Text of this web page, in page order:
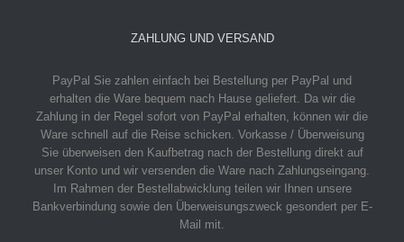
ZAHLUNG UND VERSAND
PayPal Sie zahlen einfach bei Bestellung per PayPal und
erhalten die Ware bequem nach Hause geliefert. Da wir die
Zahlung in der Regel sofort von PayPal erhalten, können wir die
Ware schnell auf die Reise schicken. Vorkasse / Überweisung
Sie überweisen den Kaufbetrag nach der Bestellung direkt auf
unser Konto und wir versenden die Ware nach Zahlungseingang.
Im Rahmen der Bestellabwicklung teilen wir Ihnen unsere
Bankverbindung sowie den Überweisungszweck gesondert per E-
Mail mit.